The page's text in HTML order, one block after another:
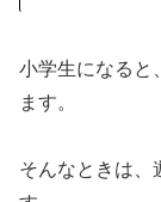
小学生になると
ます。
そんなときは